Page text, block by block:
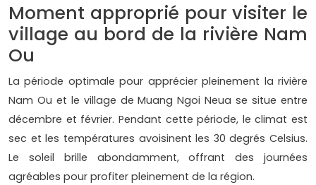
Moment approprié pour visiter le
village au bord de la rivière Nam
Ou
La période optimale pour apprécier pleinement la rivière
Nam Ou et le village de Muang Ngoi Neua se situe entre
décembre et février. Pendant cette période, le climat est
sec et les températures avoisinent les 30 degrés Celsius.
Le soleil brille abondamment, offrant des journées
agréables pour profiter pleinement de la région.